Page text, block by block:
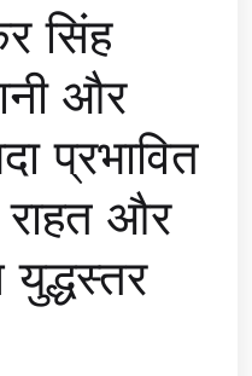
सिंह
और
प्रभावित
राहत और